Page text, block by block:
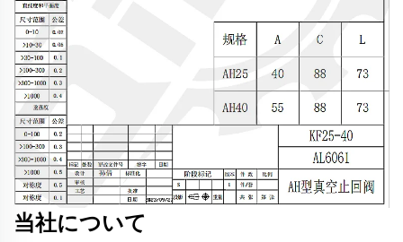
当社について